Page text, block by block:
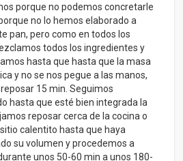
porque no podemos concretarle
no lo hemos elaborado a
pan, pero como en todos los
todos los ingredientes y
hasta que hasta que la masa
y no se nos pegue a las manos,
15 min. Seguimos
hasta que esté bien integrada la
reposar cerca de la cocina o
calentito hasta que haya
su volumen y procedemos a
unos 50-60 min a unos 180-